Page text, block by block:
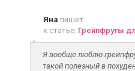
Яна пишет
к статье: Грейпфруты
Я вообще люблю
такой полезный в